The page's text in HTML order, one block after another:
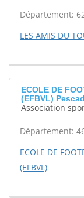
Département:
LES AMIS DU
ECOLE DE
(EFBVL)
Association
Département:
ECOLE DE
(EFBVL)